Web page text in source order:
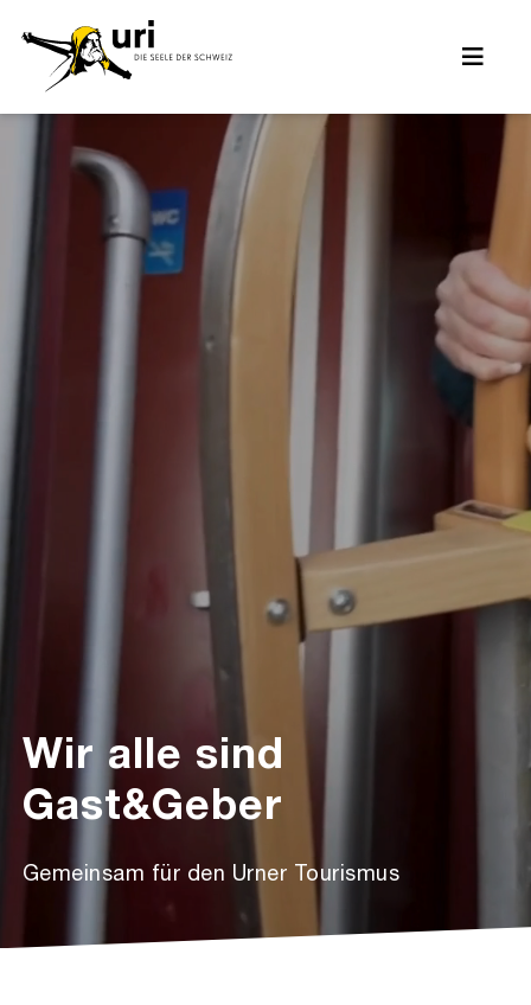
Wir alle sind
Gast&Geber
Gemeinsam für den Urner Tourismus